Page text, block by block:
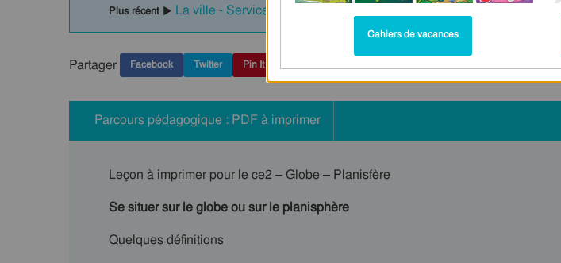
Plus récent ▶ La ville - Services et acteurs - Ce2 - Leçon
Partager Facebook Twitter Pin It
Parcours pédagogique : PDF à imprimer
Leçon à imprimer pour le ce2 – Globe – Planisfère
Se situer sur le globe ou sur le planisphère
Quelques définitions
Cahiers de vacances